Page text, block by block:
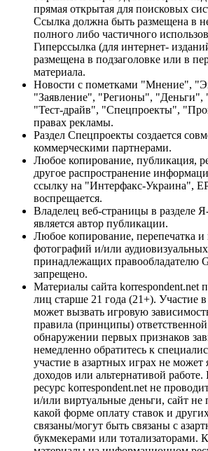
прямая открытая для поисковых
Ссылка должна быть размещена в
полного либо частичного
Гиперссылка (для интернет-
размещена в подзаголовке или в
материала.
Новости с пометками "Мнение",
"Заявление", "Регионы",
"Тест-драйв", "Спецпроекты",
правах рекламы.
Раздел Спецпроекты создается
коммерческими партнерами.
Любое копирование, публикация,
другое распространение
ссылку на "Интерфакс-Украина",
воспрещается.
Владелец веб-страницы в разделе
является автор публикации.
Любое копирование, перепечатка и
фотографий и/или
принадлежащих правообладателю
запрещено.
Материалы сайта korrespondent.net
лиц старше 21 года (21+). Участие
может вызвать игровую
правила (принципы)
обнаружении первых признаков
немедленно обратитесь к
участие в азартных играх не может
доходов или альтернативой
ресурс korrespondent.net не
и/или виртуальные деньги, сайт не
какой форме оплату ставок и
связаны/могут быть связаны с
букмекерами или тотализаторами.